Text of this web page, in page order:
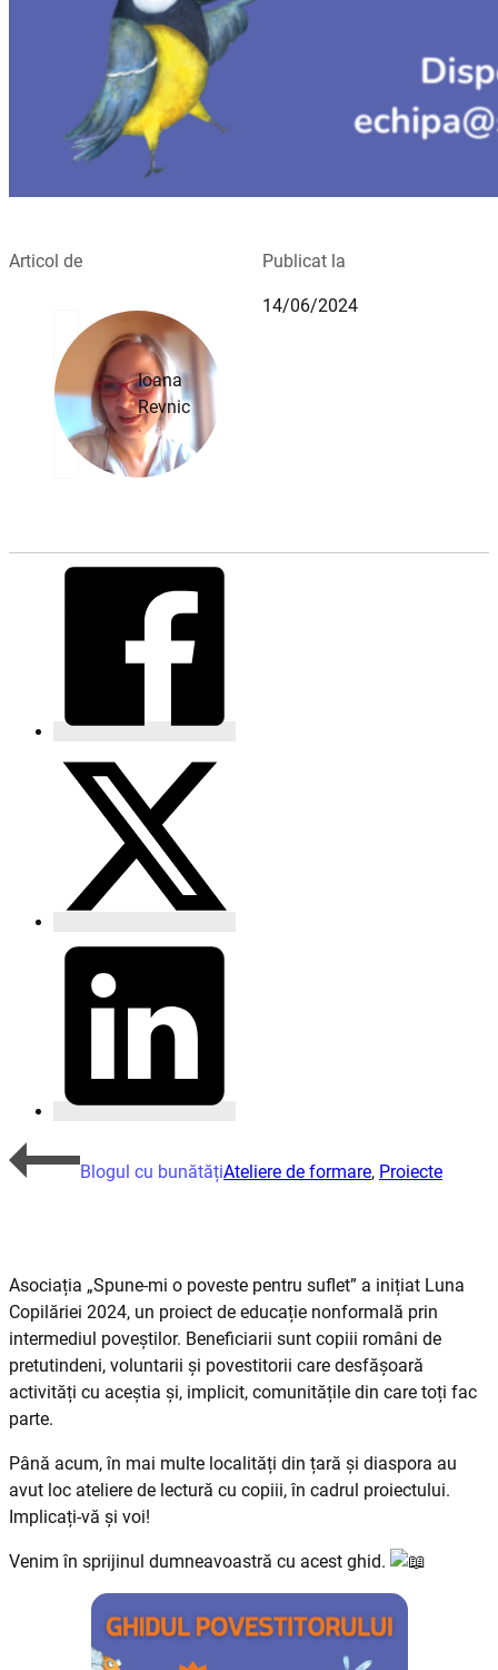
Articol de
Ioana
Revnic
Publicat la
14/06/2024
Blogul cu bunătățiAteliere de formare, Proiecte
Asociația „Spune-mi o poveste pentru suflet” a inițiat Luna
Copilăriei 2024, un proiect de educație nonformală prin
intermediul poveștilor. Beneficiarii sunt copiii români de
pretutindeni, voluntarii și povestitorii care desfășoară
activități cu aceștia și, implicit, comunitățile din care toți fac
parte.
Până acum, în mai multe localități din țară și diaspora au
avut loc ateliere de lectură cu copiii, în cadrul proiectului.
Implicați-vă și voi!
Venim în sprijinul dumneavoastră cu acest ghid.